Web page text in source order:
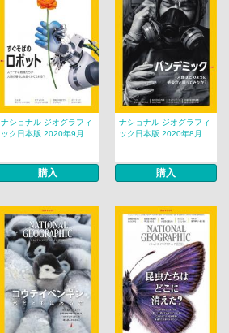
ナショナル ジオグラフィ
ック日本版 2020年9月...
購入
ナショナル ジオグラフィ
ック日本版 2020年8月...
購入